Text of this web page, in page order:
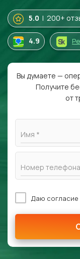
5.0 | 200+
4.9
Вы думаете —
Получите
от
Имя *
Номер
Даю согласие